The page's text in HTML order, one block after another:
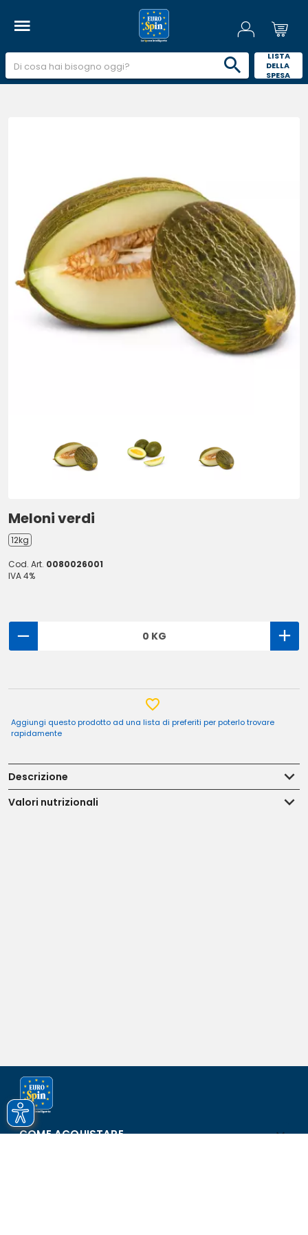
LISTA
DELLA
SPESA
Meloni verdi
12kg
Cod. Art. 0080026001
IVA 4%
0 KG
Aggiungi questo prodotto ad una lista di preferiti per poterlo trovare
rapidamente
Descrizione
Valori nutrizionali
COME ACQUISTARE